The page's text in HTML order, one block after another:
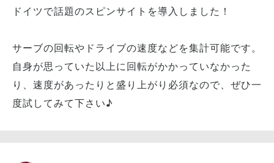
ドイツで話題のスピンサイトを導入しました！
サーブの回転やドライブの速度などを集計可能です。
自身が思っていた以上に回転がかかっていなかった
り、速度があったりと盛り上がり必須なので、ぜひ一
度試してみて下さい♪